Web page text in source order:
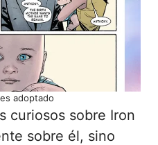
adoptado
curiosos sobre Iron
sobre él, sino